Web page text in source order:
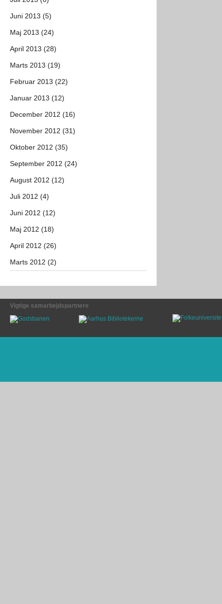
Juni 2013 (5)
Maj 2013 (24)
April 2013 (28)
Marts 2013 (19)
Februar 2013 (22)
Januar 2013 (12)
December 2012 (16)
November 2012 (31)
Oktober 2012 (35)
September 2012 (24)
August 2012 (12)
Juli 2012 (4)
Juni 2012 (12)
Maj 2012 (18)
April 2012 (26)
Marts 2012 (2)
Vigtige samarbejdspartnere